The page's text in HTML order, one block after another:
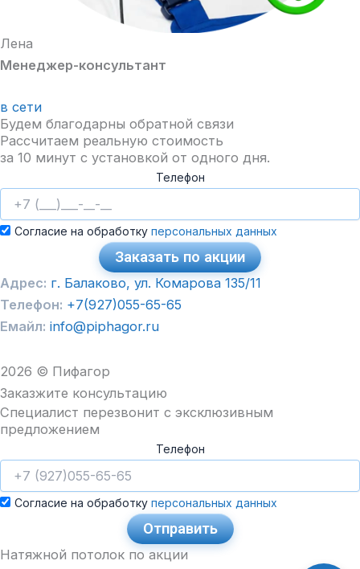
Лена
Менеджер-консультант
в сети
Будем благодарны обратной связи
Рассчитаем реальную стоимость
за 10 минут с установкой от одного дня.
Телефон
Согласие на обработку персональных данных
Заказать по акции
Адрес: г. Балаково, ул. Комарова 135/11
Телефон: +7(927)055-65-65
Емайл: info@piphagor.ru
2026 © Пифагор
Заказжите консультацию
Специалист перезвонит с эксклюзивным
предложением
Телефон
Согласие на обработку персональных данных
Отправить
Натяжной потолок по акции